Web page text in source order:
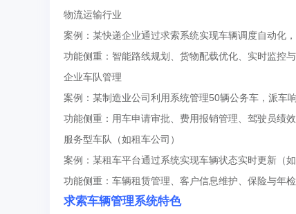
物流运输行业
案例：某快递企业通过求索系统实现车辆调度自动化
功能侧重：智能路线规划、货物配载优化、实时监控与
企业车队管理
案例：某制造业公司利用系统管理50辆公务车，派车
功能侧重：用车申请审批、费用报销管理、驾驶员绩效
服务型车队（如租车公司）
案例：某租车平台通过系统实现车辆状态实时更新（
功能侧重：车辆租赁管理、客户信息维护、保险与年检
求索车辆管理系统特色